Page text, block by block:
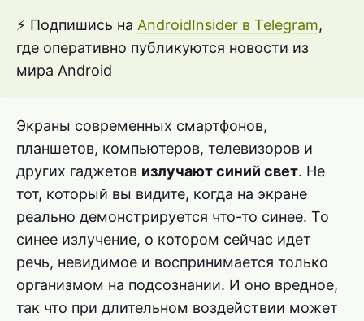
⚡️ Подпишись на AndroidInsider в Telegram,
где оперативно публикуются новости из
мира Android
Экраны современных смартфонов,
планшетов, компьютеров, телевизоров и
других гаджетов излучают синий свет. Не
тот, который вы видите, когда на экране
реально демонстрируется что-то синее. То
синее излучение, о котором сейчас идет
речь, невидимое и воспринимается только
организмом на подсознании. И оно вредное,
так что при длительном воздействии может